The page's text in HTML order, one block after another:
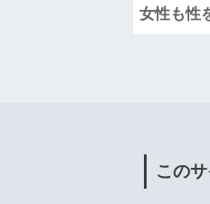
女性も性
この